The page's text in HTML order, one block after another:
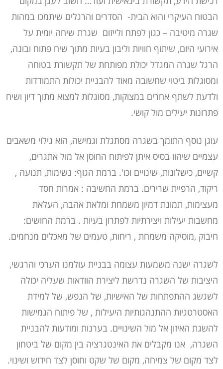
הבטוח העיקרי והוא הבית- הסדרים והרגלים שיתמכו במהות
שגרה מיטיבה – כגון לפתח ולייזום שגרת שיחה יומית על
אירועי היום, שיתוף חוויות וליבון בעיות מתוך שיח פתוח ובונה,
הרגל שגרה המגדל יכולת מפותחת של תקשורת בטוחה
ומסוגלות ביטוי שחשובה מאוד להבניית יכולות התמודדות
ולדעת לשתף אחרים במצוקות, מסוגלות למצוא מתוך דיון ושיח
פתרונות יעילים מול קושי.
עוגן נוסף התומך בשגרה מסתגלת וגמישה, הוא גילוי משאבים
עצמיים שיהוו בסיס איתן לפיתוח החוסן אל מול אתגרים,
קשיים, כישלונות, שינויים וכו'. ברמת הגוף: נשימות, תנועה ,
ריקוד, הרפיית שרירים. ברמת החשיבה : אמרות חסד
מעצימות, תמונת דמיון משמחת ומלאת אהבה, העלאת
מחשבות יעילות ויצירתיות לפתרון בעיות . ברמת החושים:
חיבוק ,מוסיקה משמחת , ריחות, טעמים של מאכלים מנחמים.
לשגרה ישנה משמעות עצומה בבניית עולמנו הערכי והרגשי,
היציבות של השגרה נדרשת ליצירת הוודאות שעליה יכולה
לשגשג ההתפתחות של האישיות, של הנפש, של למידת
האסטרטגיות ההתנהגותיות היעילות , של פיתוח הגמישות
להשגת האיזון אל מול השינויים. בערנות ומודעות להבניית
השגרה, אנו מקבלים את האינטגרציה בין מקום של ביטחון
לצד מקום של צמיחה, מקום של שקט וחוסן לצד חידוש ושינוי.